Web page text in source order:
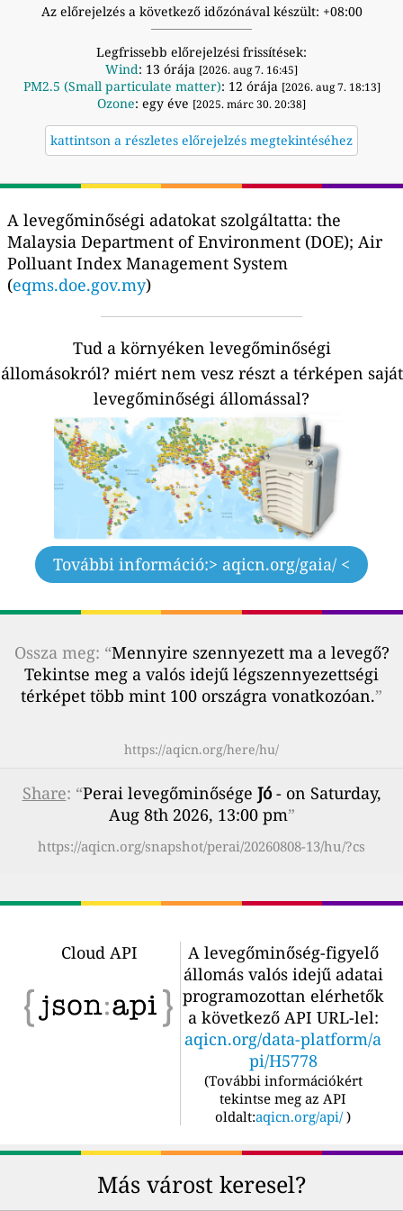
Az előrejelzés a következő időzónával készült: +08:00
Legfrissebb előrejelzési frissítések:
Wind: 13 órája [2026. aug 7. 16:45]
PM2.5 (Small particulate matter): 12 órája [2026. aug 7. 18:13]
Ozone: egy éve [2025. márc 30. 20:38]
kattintson a részletes előrejelzés megtekintéséhez
A levegőminőségi adatokat szolgáltatta: the
Malaysia Department of Environment (DOE); Air
Polluant Index Management System
(eqms.doe.gov.my)
Tud a környéken levegőminőségi
állomásokról? miért nem vesz részt a térképen saját
levegőminőségi állomással?
További információ:> aqicn.org/gaia/ <
Ossza meg: “Mennyire szennyezett ma a levegő?
Tekintse meg a valós idejű légszennyezettségi
térképet több mint 100 országra vonatkozóan.”
https://aqicn.org/here/hu/
Share: “Perai levegőminősége Jó- on Saturday,
Aug 8th 2026, 13:00 pm”
https://aqicn.org/snapshot/perai/20260808-13/hu/?cs
Cloud API
A levegőminőség-figyelő
állomás valós idejű adatai
programozottan elérhetők
a következő API URL-lel:
aqicn.org/data-platform/a
pi/H5778
(További információkért
tekintse meg az API
oldalt:aqicn.org/api/ )
Más várost keresel?